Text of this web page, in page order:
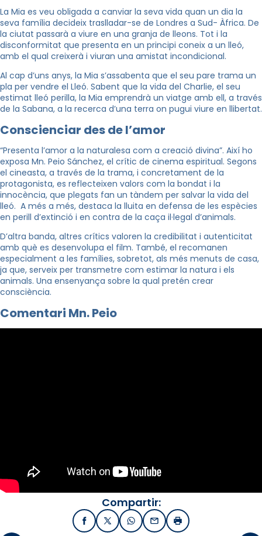
La Mia es veu obligada a canviar la seva vida quan un dia la
seva família decideix traslladar-se de Londres a Sud- Àfrica. De
la ciutat passarà a viure en una granja de lleons. Tot i la
disconformitat que presenta en un principi coneix a un lleó,
amb el qual creixerà i viuran una amistat incondicional.
Al cap d’uns anys, la Mia s’assabenta que el seu pare trama un
pla per vendre el Lleó. Sabent que la vida del Charlie, el seu
estimat lleó perilla, la Mia emprendrà un viatge amb ell, a través
de la Sabana, a la recerca d’una terra on pugui viure en llibertat.
Conscienciar des de l’amor
“Presenta l’amor a la naturalesa com a creació divina”. Així ho
exposa Mn. Peio Sánchez, el crític de cinema espiritual. Segons
el cineasta, a través de la trama, i concretament de la
protagonista, es reflecteixen valors com la bondat i la
innocència, que plegats fan un tàndem per salvar la vida del
lleó. A més a més, destaca la lluita en defensa de les espècies
en perill d’extinció i en contra de la caça il·legal d’animals.
D’altra banda, altres crítics valoren la credibilitat i autenticitat
amb què es desenvolupa el film. També, el recomanen
especialment a les famílies, sobretot, als més menuts de casa,
ja que, serveix per transmetre com estimar la natura i els
animals. Una ensenyança sobre la qual pretén crear
consciència.
Comentari Mn. Peio
Compartir:
FacebookX / TwitterWhatsApp
EmailImprimir